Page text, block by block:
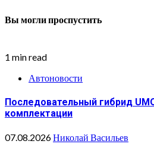
Вы могли проспустить
1 min read
Автоновости
Последовательный гибрид
комплектации
07.08.2026Николай Васильев